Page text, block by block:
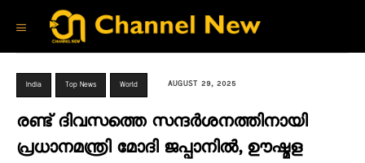
India Top News World AUGUST 29, 2025
രണ്ട് ദിവസത്തെ സന്ദർശനത്തിനായി
പ്രധാനമന്ത്രി മോദി ജപ്പാനിൽ, ഊഷ്മള